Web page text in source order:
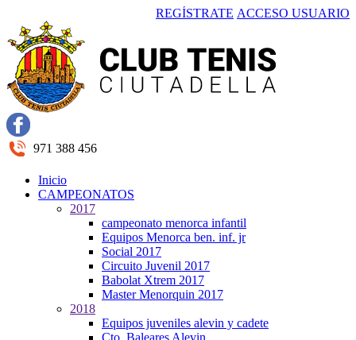
REGÍSTRATE ACCESO USUARIO
971 388 456
Inicio
CAMPEONATOS
2017
campeonato menorca infantil
Equipos Menorca ben. inf. jr
Social 2017
Circuito Juvenil 2017
Babolat Xtrem 2017
Master Menorquin 2017
2018
Equipos juveniles alevin y cadete
Cto. Baleares Alevin